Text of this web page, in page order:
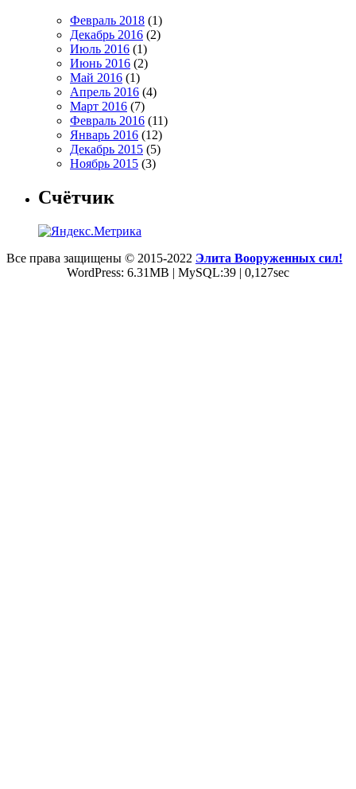
Февраль 2018 (1)
Декабрь 2016 (2)
Июль 2016 (1)
Июнь 2016 (2)
Май 2016 (1)
Апрель 2016 (4)
Март 2016 (7)
Февраль 2016 (11)
Январь 2016 (12)
Декабрь 2015 (5)
Ноябрь 2015 (3)
Счётчик
Все права защищены © 2015-2022 Элита Вооруженных сил!
WordPress: 6.31MB | MySQL:39 | 0,127sec